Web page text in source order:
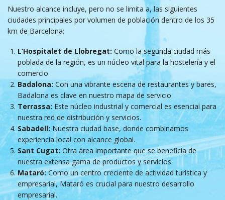
Nuestro alcance incluye, pero no se limita a, las siguientes
ciudades principales por volumen de población dentro de los 35
km de Barcelona:
L’Hospitalet de Llobregat: Como la segunda ciudad más
poblada de la región, es un núcleo vital para la hostelería y el
comercio.
Badalona: Con una vibrante escena de restaurantes y bares,
Badalona es clave en nuestro mapa de servicio.
Terrassa:Este núcleo industrial y comercial es esencial para
nuestra red de distribución y servicios.
Sabadell: Nuestra ciudad base, donde combinamos
experiencia local con alcance global.
Sant Cugat: Otra área importante que se beneficia de
nuestra extensa gama de productos y servicios.
Mataró:Como un centro creciente de actividad turística y
empresarial, Mataró es crucial para nuestro desarrollo
empresarial.